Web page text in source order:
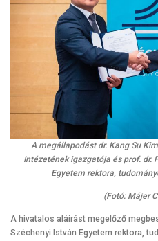
A megállapodást dr. Kang Su
Intézetének igazgatója és prof. dr.
Egyetem rektora,
(Fotó: Májer
A hivatalos aláírást megelőző
Széchenyi István Egyetem rektora,